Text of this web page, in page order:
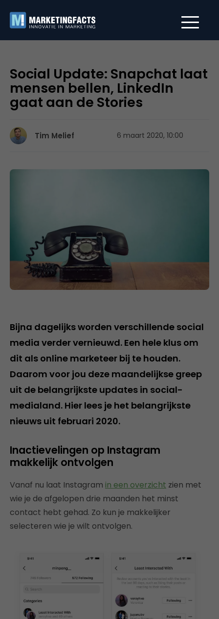
Social Update: Snapchat laat
mensen bellen, LinkedIn
gaat aan de Stories
Tim Melief 6 maart 2020, 10:00
Bijna dagelijks worden verschillende social
media verder vernieuwd. Een hele klus om
dit als online marketeer bij te houden.
Daarom voor jou deze maandelijkse greep
uit de belangrijkste updates in social-
medialand. Hier lees je het belangrijkste
nieuws uit februari 2020.
Inactievelingen op Instagram
makkelijk ontvolgen
Vanaf nu laat Instagram in een overzicht zien met
wie je de afgelopen drie maanden het minst
contact hebt gehad. Zo kun je makkelijker
selecteren wie je wilt ontvolgen.